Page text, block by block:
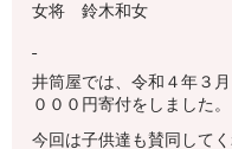
女将 鈴木和女
井筒屋では、令和４年３
０００円寄付をしました。
今回は子供達も賛同して